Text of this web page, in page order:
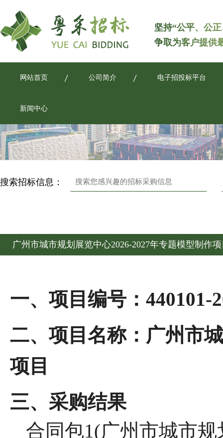
坚持“公平、公
争取为客户提供
网站首页 公司简介 电子招投标平台
新闻中心
搜索招标信息：
广州市城市规划展览中心2026-2027年专题模型制作
一、项目编号： 440101-
二、项目名称：广州市
项目
三、采购结果
合同包1(广州市城市